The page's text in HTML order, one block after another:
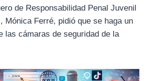
de Responsabilidad Penal Juvenil
Mónica Ferré, pidió que se haga un
las cámaras de seguridad de la